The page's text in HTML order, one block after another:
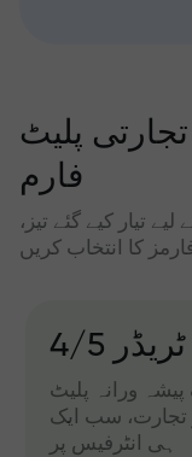
پلیٹ
فارم
تیار کیے گئے تیز،
کا انتخاب کریں
4/5
ورانہ پلیٹ
تجارت، سب ایک
ہی انٹرفیس پر